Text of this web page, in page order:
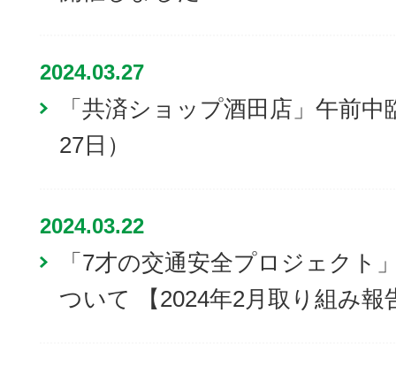
2024.03.27
「共済ショップ酒田店」午前
27日）
2024.03.22
「7才の交通安全プロジェクト
ついて 【2024年2月取り組み報